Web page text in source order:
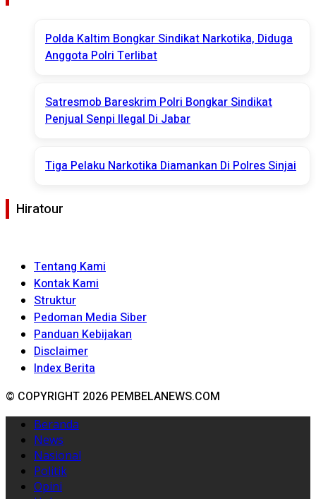
Polda Kaltim Bongkar Sindikat Narkotika, Diduga
Anggota Polri Terlibat
Satresmob Bareskrim Polri Bongkar Sindikat
Penjual Senpi Ilegal Di Jabar
Tiga Pelaku Narkotika Diamankan Di Polres Sinjai
Hiratour
Tentang Kami
Kontak Kami
Struktur
Pedoman Media Siber
Panduan Kebijakan
Disclaimer
Index Berita
© COPYRIGHT 2026 PEMBELANEWS.COM
Beranda
News
Nasional
Politik
Opini